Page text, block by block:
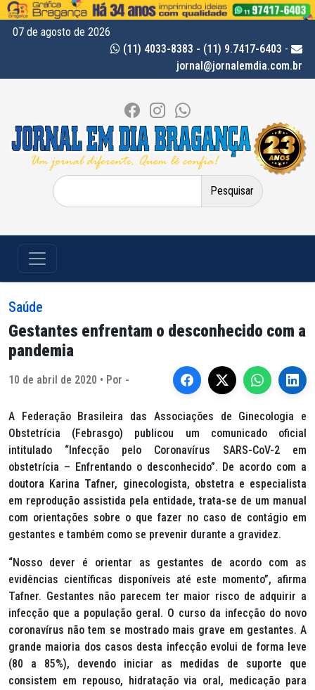
07 de agosto de 2026
(11) 4033-8383 - (11) 9.7417-6403 -
jornal@jornalemdia.com.br
Pesquisar
por:
Saúde
Gestantes enfrentam o desconhecido com a
pandemia
10 de abril de 2020 • Por -
A Federação Brasileira das Associações de Ginecologia e
Obstetrícia (Febrasgo) publicou um comunicado oficial
intitulado “Infecção pelo Coronavírus SARS-CoV-2 em
obstetrícia – Enfrentando o desconhecido”. De acordo com a
doutora Karina Tafner, ginecologista, obstetra e especialista
em reprodução assistida pela entidade, trata-se de um manual
com orientações sobre o que fazer no caso de contágio em
gestantes e também como se prevenir durante a gravidez.
“Nosso dever é orientar as gestantes de acordo com as
evidências científicas disponíveis até este momento”, afirma
Tafner. Gestantes não parecem ter maior risco de adquirir a
infecção que a população geral. O curso da infecção do novo
coronavírus não tem se mostrado mais grave em gestantes. A
grande maioria dos casos desta infecção evolui de forma leve
(80 a 85%), devendo iniciar as medidas de suporte que
consistem em repouso, hidratação via oral, medicação para